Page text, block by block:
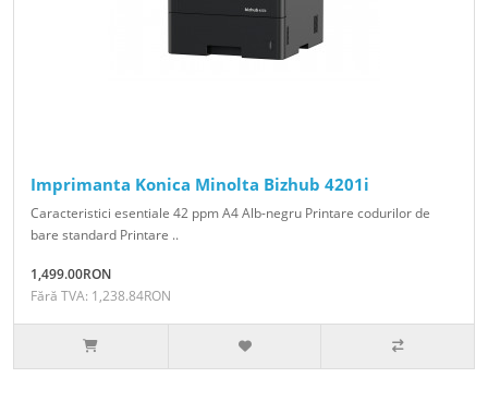
Imprimanta Konica Minolta Bizhub 4201i
Caracteristici esentiale 42 ppm A4 Alb-negru Printare codurilor de
bare standard Printare ..
1,499.00RON
Fără TVA: 1,238.84RON